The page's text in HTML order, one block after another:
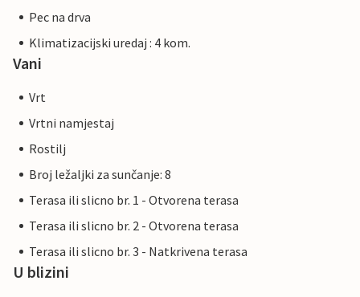
Pec na drva
Klimatizacijski uredaj : 4 kom.
Vani
Vrt
Vrtni namjestaj
Rostilj
Broj ležaljki za sunčanje: 8
Terasa ili slicno br. 1 - Otvorena terasa
Terasa ili slicno br. 2 - Otvorena terasa
Terasa ili slicno br. 3 - Natkrivena terasa
U blizini